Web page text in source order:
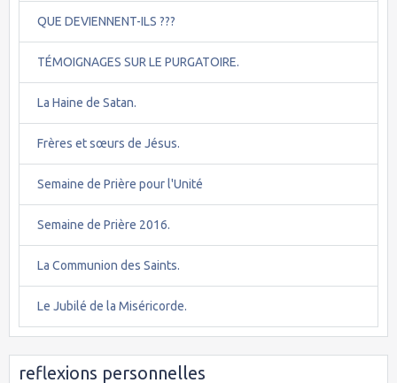
QUE DEVIENNENT-ILS ???
TÉMOIGNAGES SUR LE PURGATOIRE.
La Haine de Satan.
Frères et sœurs de Jésus.
Semaine de Prière pour l'Unité
Semaine de Prière 2016.
La Communion des Saints.
Le Jubilé de la Miséricorde.
reflexions personnelles